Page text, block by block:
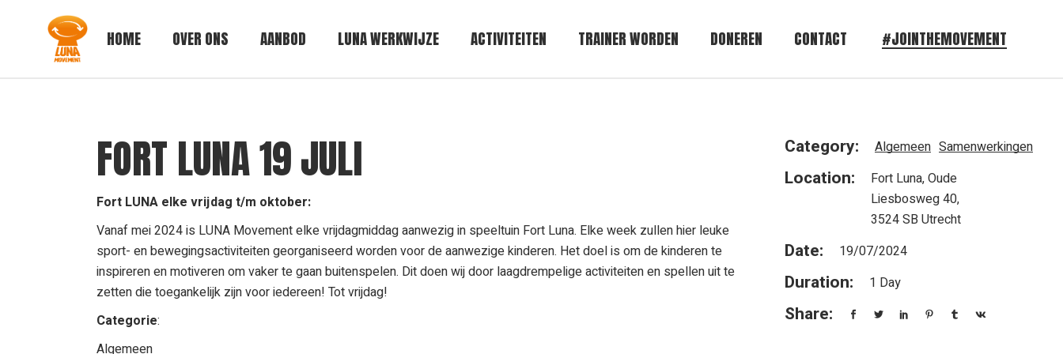
HOME OVER ONS AANBOD LUNA WERKWIJZE ACTIVITEITEN TRAINER WORDEN DONEREN CONTACT #JOINTHEMOVEMENT
FORT LUNA 19 JULI
Fort LUNA elke vrijdag t/m oktober:
Vanaf mei 2024 is LUNA Movement elke vrijdagmiddag aanwezig in speeltuin Fort Luna. Elke week zullen hier leuke
sport- en bewegingsactiviteiten georganiseerd worden voor de aanwezige kinderen. Het doel is om de kinderen te
inspireren en motiveren om vaker te gaan buitenspelen. Dit doen wij door laagdrempelige activiteiten en spellen uit te
zetten die toegankelijk zijn voor iedereen! Tot vrijdag!
Categorie:
Algemeen
Category: Algemeen Samenwerkingen
Location:
Fort Luna, Oude
Liesbosweg 40,
3524 SB Utrecht
Date: 19/07/2024
Duration: 1 Day
Share: